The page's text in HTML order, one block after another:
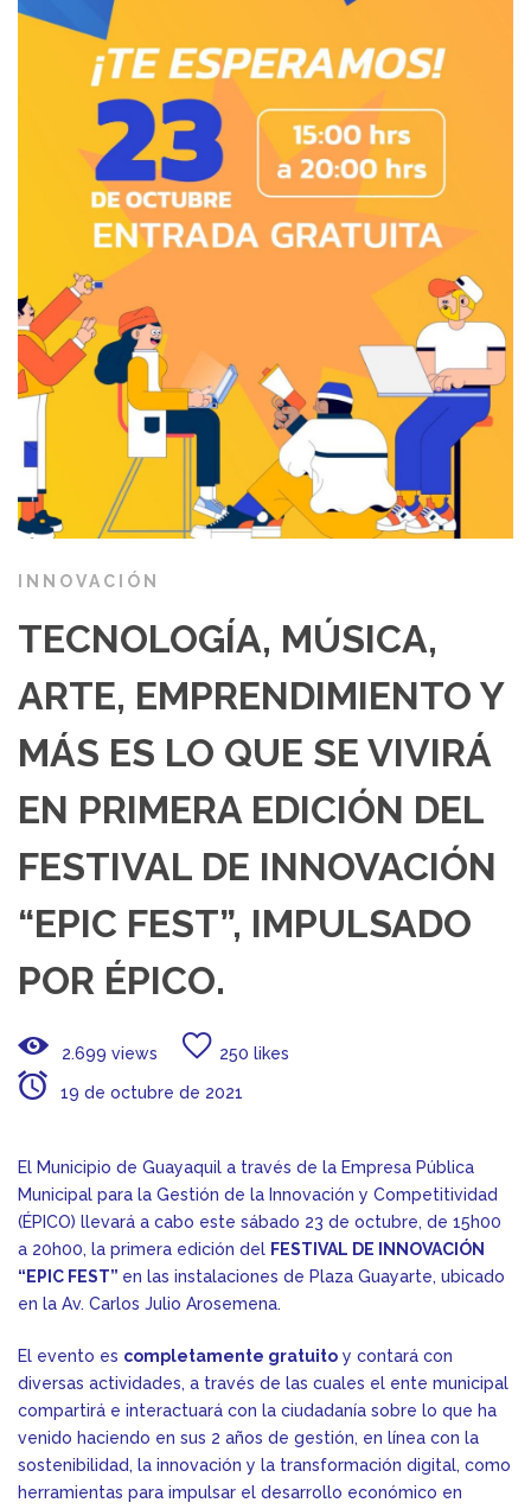
INNOVACIÓN
TECNOLOGÍA, MÚSICA,
ARTE, EMPRENDIMIENTO Y
MÁS ES LO QUE SE VIVIRÁ
EN PRIMERA EDICIÓN DEL
FESTIVAL DE INNOVACIÓN
“EPIC FEST”, IMPULSADO
POR ÉPICO.
2.699 views 250 likes
19 de octubre de 2021
El Municipio de Guayaquil a través de la Empresa Pública
Municipal para la Gestión de la Innovación y Competitividad
(ÉPICO) llevará a cabo este sábado 23 de octubre, de 15h00
a 20h00, la primera edición del FESTIVAL DE INNOVACIÓN
“EPIC FEST” en las instalaciones de Plaza Guayarte, ubicado
en la Av. Carlos Julio Arosemena.
El evento es completamente gratuito y contará con
diversas actividades, a través de las cuales el ente municipal
compartirá e interactuará con la ciudadanía sobre lo que ha
venido haciendo en sus 2 años de gestión, en línea con la
sostenibilidad, la innovación y la transformación digital, como
herramientas para impulsar el desarrollo económico en